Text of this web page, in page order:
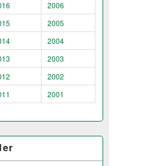
2006
2005
2004
2003
2002
2001